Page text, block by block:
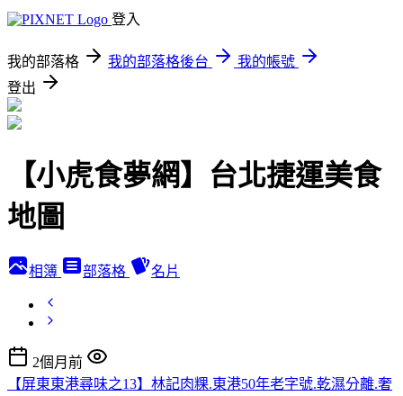
登入
我的部落格 我的部落格後台
我的帳號
登出
【小虎食夢網】台北捷運美食
地圖
相簿 部落格 名片
2個月前
【屏東東港尋味之13】林記肉粿.東港50年老字號.乾濕分離.奢